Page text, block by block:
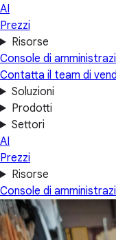
AI
Prezzi
Risorse
Console di
Contatta il team di
Soluzioni
Prodotti
Settori
AI
Prezzi
Risorse
Console di